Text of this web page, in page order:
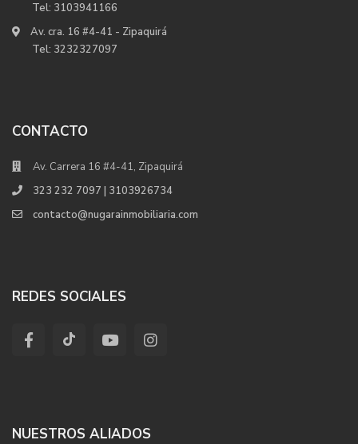
Tel: 3103941166
Av. cra. 16 #4-41 - Zipaquirá
Tel: 3232327097
CONTACTO
Av. Carrera 16 #4-41, Zipaquirá
323 232 7097 | 3103926734
contacto@nugarainmobiliaria.com
REDES SOCIALES
NUESTROS ALIADOS